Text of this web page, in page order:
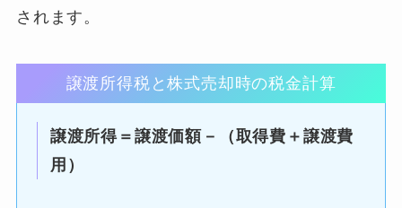
されます。
譲渡所得税と株式売却時の税金計算
譲渡所得＝譲渡価額－（取得費＋譲渡費
用）